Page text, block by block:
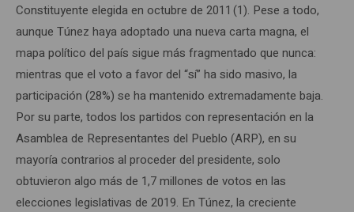
Constituyente elegida en octubre de 2011 (1). Pese a todo,
aunque Túnez haya adoptado una nueva carta magna, el
mapa político del país sigue más fragmentado que nunca:
mientras que el voto a favor del “sí” ha sido masivo, la
participación (28%) se ha mantenido extremadamente baja.
Por su parte, todos los partidos con representación en la
Asamblea de Representantes del Pueblo (ARP), en su
mayoría contrarios al proceder del presidente, solo
obtuvieron algo más de 1,7 millones de votos en las
elecciones legislativas de 2019. En Túnez, la creciente